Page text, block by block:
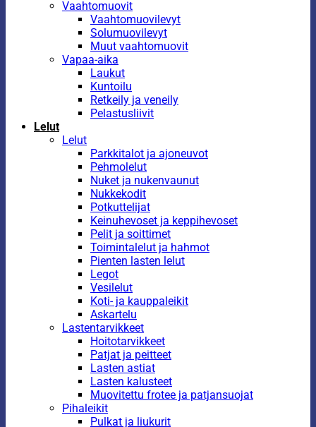
Vaahtomuovit
Vaahtomuovilevyt
Solumuovilevyt
Muut vaahtomuovit
Vapaa-aika
Laukut
Kuntoilu
Retkeily ja veneily
Pelastusliivit
Lelut
Lelut
Parkkitalot ja ajoneuvot
Pehmolelut
Nuket ja nukenvaunut
Nukkekodit
Potkuttelijat
Keinuhevoset ja keppihevoset
Pelit ja soittimet
Toimintalelut ja hahmot
Pienten lasten lelut
Legot
Vesilelut
Koti- ja kauppaleikit
Askartelu
Lastentarvikkeet
Hoitotarvikkeet
Patjat ja peitteet
Lasten astiat
Lasten kalusteet
Muovitettu frotee ja patjansuojat
Pihaleikit
Pulkat ja liukurit